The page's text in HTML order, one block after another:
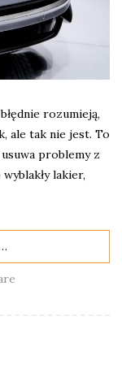
rozumieją,
ale tak nie jest. To
problemy z
lakier,